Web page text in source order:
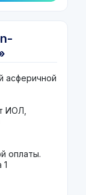
асферичной
ИОЛ,
оплаты.
1